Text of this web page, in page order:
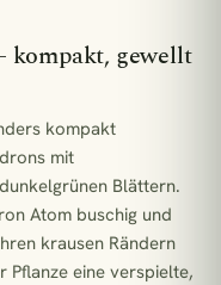
kompakt, gewellt
kompakt
mit
Blättern.
Atom buschig und
krausen Rändern
Pflanze eine verspielte,